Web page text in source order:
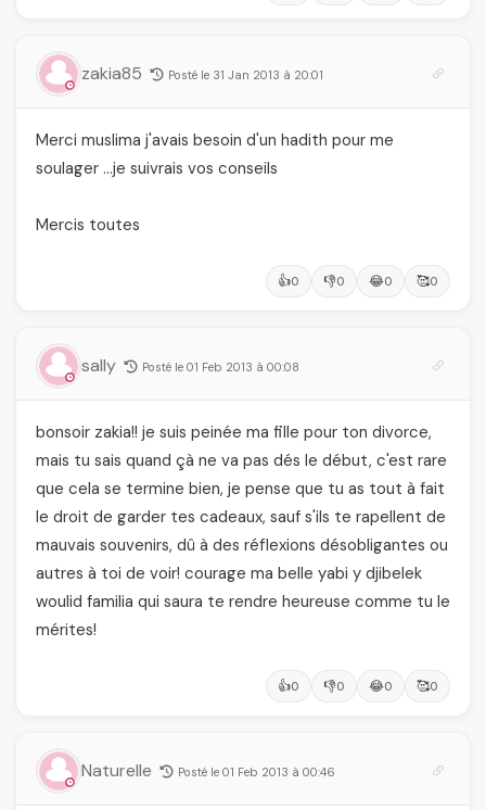
zakia85 Posté le 31 Jan 2013 à 20:01
Merci muslima j'avais besoin d'un hadith pour me
soulager …je suivrais vos conseils
Mercis toutes
👍0 👎0 😂0 🥰0
sally Posté le 01 Feb 2013 à 00:08
bonsoir zakia!! je suis peinée ma fille pour ton divorce,
mais tu sais quand çà ne va pas dés le début, c'est rare
que cela se termine bien, je pense que tu as tout à fait
le droit de garder tes cadeaux, sauf s'ils te rapellent de
mauvais souvenirs, dû à des réflexions désobligantes ou
autres à toi de voir! courage ma belle yabi y djibelek
woulid familia qui saura te rendre heureuse comme tu le
mérites!
👍0 👎0 😂0 🥰0
Naturelle Posté le 01 Feb 2013 à 00:46